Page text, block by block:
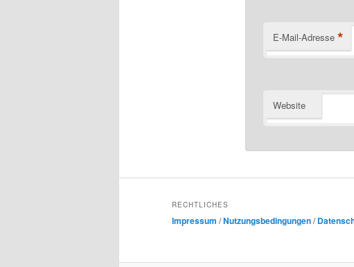
E-Mail-Adresse *
Website
RECHTLICHES
Impressum /Nutzungsbedingungen/